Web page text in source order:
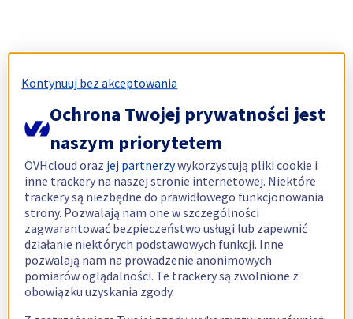
Kontynuuj bez akceptowania
Ochrona Twojej prywatności jest
naszym priorytetem
OVHcloud oraz jej partnerzywykorzystują pliki cookie i
inne trackery na naszej stronie internetowej. Niektóre
trackery są niezbędne do prawidłowego funkcjonowania
strony. Pozwalają nam one w szczególności
zagwarantować bezpieczeństwo usługi lub zapewnić
działanie niektórych podstawowych funkcji. Inne
pozwalają nam na prowadzenie anonimowych
pomiarów oglądalności. Te trackery są zwolnione z
obowiązku uzyskania zgody.